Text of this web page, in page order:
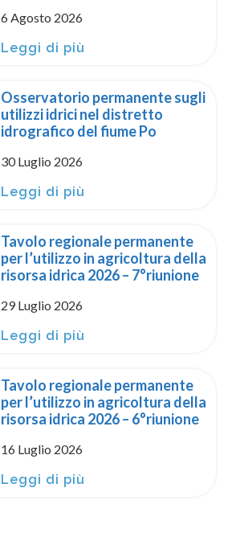
6 Agosto 2026
Leggi di più
Osservatorio permanente sugli
utilizzi idrici nel distretto
idrografico del fiume Po
30 Luglio 2026
Leggi di più
Tavolo regionale permanente
per l’utilizzo in agricoltura della
risorsa idrica 2026 – 7°riunione
29 Luglio 2026
Leggi di più
Tavolo regionale permanente
per l’utilizzo in agricoltura della
risorsa idrica 2026 – 6°riunione
16 Luglio 2026
Leggi di più